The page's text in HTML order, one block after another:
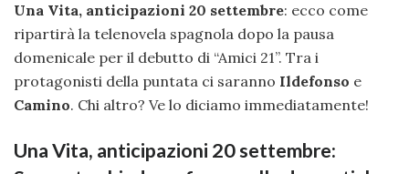
Una Vita, anticipazioni 20 settembre: ecco come
ripartirà la telenovela spagnola dopo la pausa
domenicale per il debutto di “Amici 21”. Tra i
protagonisti della puntata ci saranno Ildefonso e
Camino. Chi altro? Ve lo diciamo immediatamente!
Una Vita, anticipazioni 20 settembre: